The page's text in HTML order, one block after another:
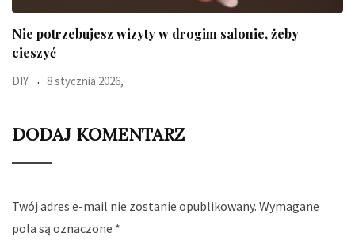
Ten błyskawiczny test pokaże jaki jest Twój typ
Uroda
DODAJ KOMENTARZ
Twój adres e-mail nie zostanie opublikowany. Wymagane
pola są oznaczone *